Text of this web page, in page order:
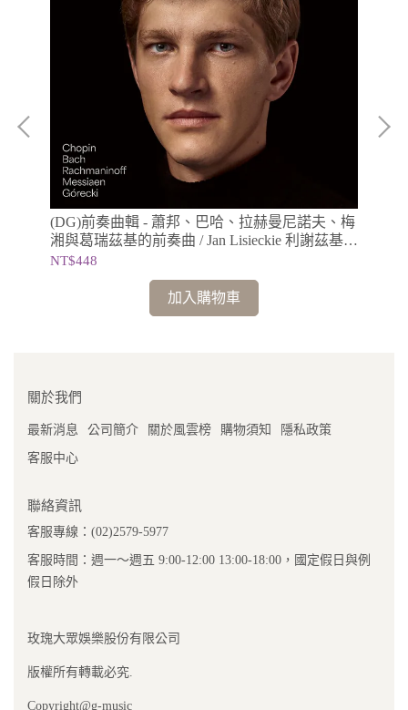
(DG)前奏曲輯 - 蕭邦、巴哈、拉赫曼尼諾夫、梅
湘與葛瑞茲基的前奏曲 / Jan Lisieckie 利謝茲基
(鋼琴)
NT$448
加入購物車
關於我們
最新消息 公司簡介 關於風雲榜 購物須知 隱私政策
客服中心
聯絡資訊
客服專線：(02)2579-5977
客服時間：週一～週五 9:00-12:00 13:00-18:00，國定假日與例
假日除外
玫瑰大眾娛樂股份有限公司
版權所有轉載必究.
Copyright@g-music